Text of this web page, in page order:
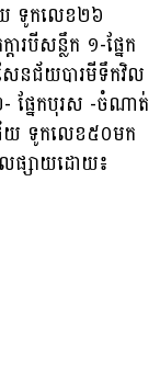
ទូកលេខ២៦
ារបីសន្លឹក ១-ផ្នែក
ែនជ័យបារមីទឹកវិល
នែកបុរស -ចំណាត់
ជ័យ ទូកលេខ៥០មក
ផ្សាយដោយ៖